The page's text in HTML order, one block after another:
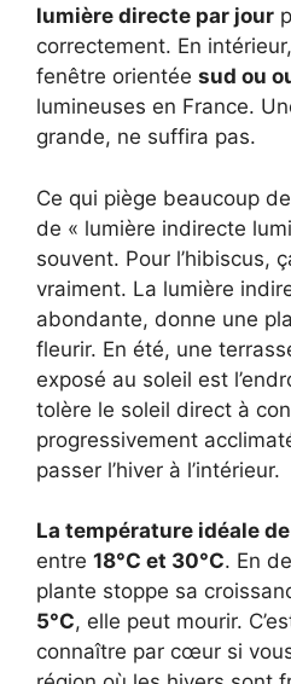
lumière directe par jour
correctement. En
fenêtre orientée sud ou
lumineuses en France.
grande, ne suffira pas.
Ce qui piège beaucoup
de « lumière indirecte
souvent. Pour l’hibiscus,
vraiment. La lumière
abondante, donne une
fleurir. En été, une
exposé au soleil est
tolère le soleil direct à
progressivement
passer l’hiver à l’intérieur.
La température idéale
entre 18°C et 30°C. En
plante stoppe sa
5°C, elle peut mourir.
connaître par cœur si